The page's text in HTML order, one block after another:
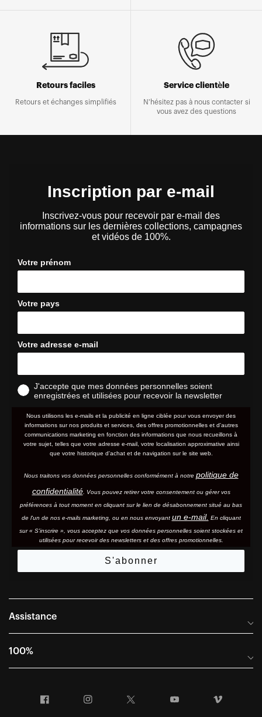
Retours faciles
Retours et échanges simplifiés
Service clientèle
N'hésitez pas à nous contacter si
vous avez des questions
Inscription par e-mail
Inscrivez-vous pour recevoir par e-mail des
informations sur les dernières collections, campagnes
et vidéos de 100%.
Votre prénom
Votre pays
Votre adresse e-mail
J'accepte que mes données personnelles soient
enregistrées et utilisées pour recevoir la newsletter
Nous utilisons les e-mails et la publicité en ligne ciblée pour vous envoyer des
informations sur nos produits et services, des offres promotionnelles et d'autres
communications marketing en fonction des informations que nous recueillons à
votre sujet, telles que votre adresse e-mail, votre localisation approximative ainsi
que votre historique d'achat et de navigation sur le site web.
Nous traitons vos données personnelles conformément à notre politique de
confidentialité. Vous pouvez retirer votre consentement ou gérer vos
préférences à tout moment en cliquant sur le lien de désabonnement situé au bas
de l'un de nos e-mails marketing, ou en nous envoyant un e-mail. En cliquant
sur « S'inscrire », vous acceptez que vos données personnelles soient stockées et
utilisées pour recevoir des newsletters et des offres promotionnelles.
S'abonner
Assistance
Foire aux questions
Conditions générales de vente
100%
Informations sur l'entreprise
Facebook Instagram YouTube